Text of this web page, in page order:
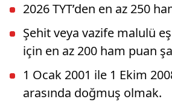
2026 TYT’den en az 250
Şehit veya vazife malulü
için en az 200 ham puan
1 Ocak 2001 ile 1 Ekim
arasında doğmuş olmak.